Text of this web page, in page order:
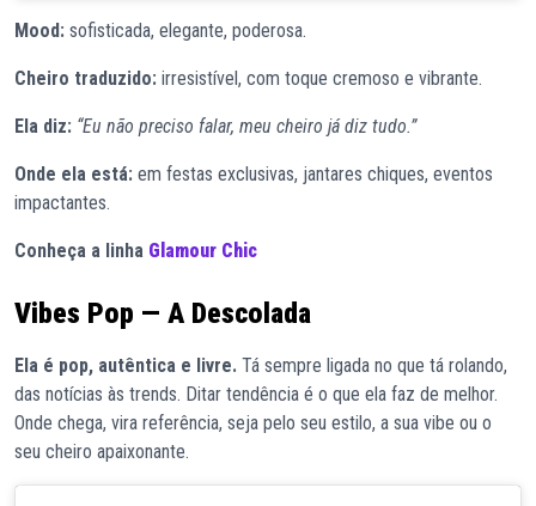
Mood: sofisticada, elegante, poderosa.
Cheiro traduzido: irresistível, com toque cremoso e vibrante.
Ela diz: “Eu não preciso falar, meu cheiro já diz tudo.”
Onde ela está: em festas exclusivas, jantares chiques, eventos
impactantes.
Conheça a linha Glamour Chic
Vibes Pop — A Descolada
Ela é pop, autêntica e livre. Tá sempre ligada no que tá rolando,
das notícias às trends. Ditar tendência é o que ela faz de melhor.
Onde chega, vira referência, seja pelo seu estilo, a sua vibe ou o
seu cheiro apaixonante.